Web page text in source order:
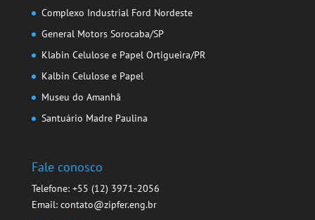
Complexo Industrial Ford Nordeste
General Motors Sorocaba/SP
Klabin Celulose e Papel Ortigueira/PR
Kalbin Celulose e Papel
Museu do Amanhã
Santuário Madre Paulina
Fale conosco
Telefone: +55 (12) 3971-2056
Email: contato@zipfer.eng.br